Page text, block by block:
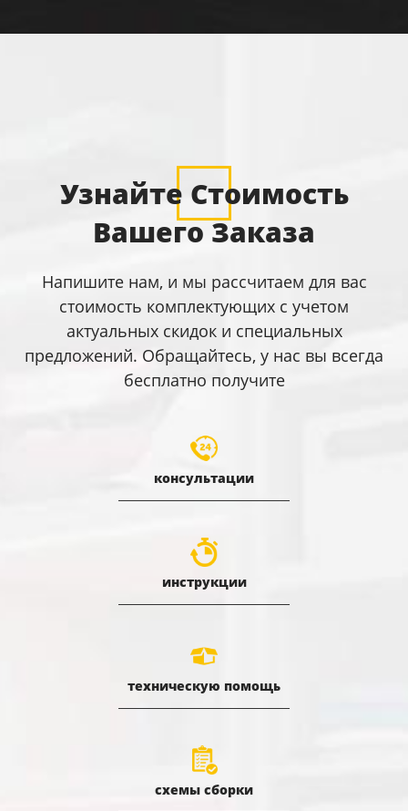
Узнайте Стоимость
Вашего Заказа
Напишите нам, и мы рассчитаем для вас
стоимость комплектующих с учетом
актуальных скидок и специальных
предложений. Обращайтесь, у нас вы всегда
бесплатно получите
консультации
инструкции
техническую помощь
схемы сборки